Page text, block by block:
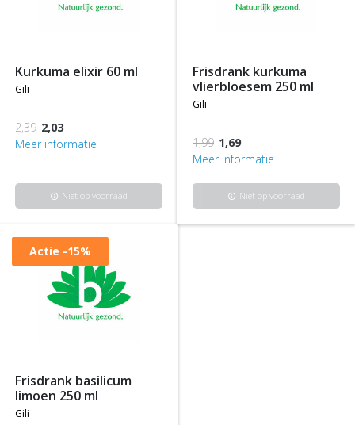
kurkuma elixir 60 ml
gili
2,39 2,03
Meer informatie
info Niet op voorraad
frisdrank kurkuma
vlierbloesem 250 ml
gili
1,99 1,69
Meer informatie
info Niet op voorraad
Actie -15%
frisdrank basilicum
limoen 250 ml
gili